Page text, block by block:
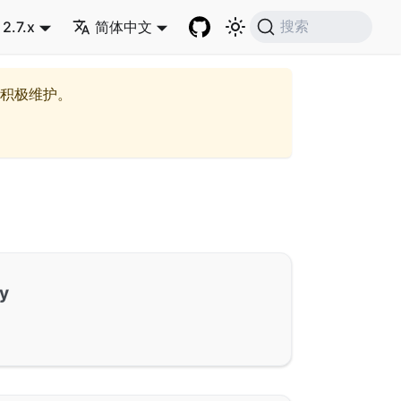
2.7.x 简体中文 搜索
极维护。